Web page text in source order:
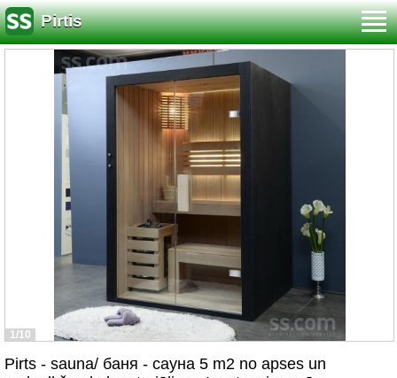
Pirtis
1/10
Pirts - sauna/ баня - сауна 5 m2 no apses un